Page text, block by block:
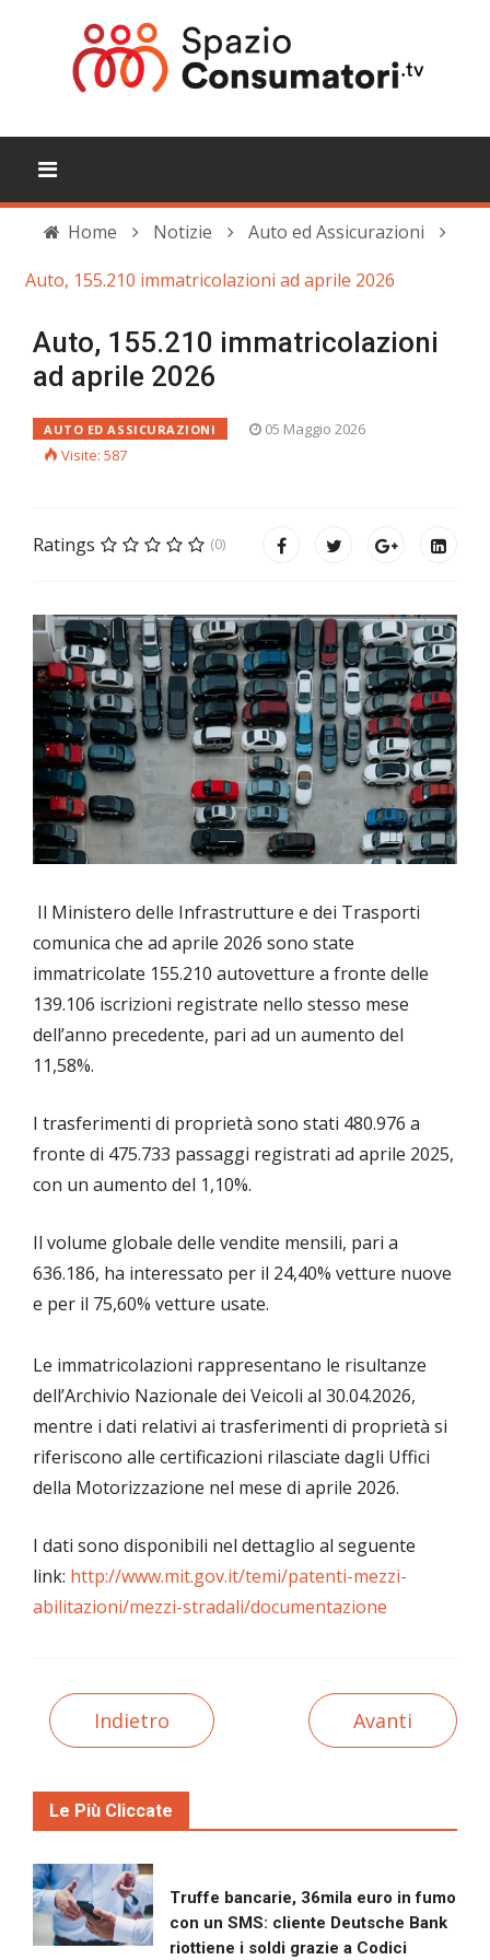
Home Notizie
Auto ed Assicurazioni
Auto, 155.210 immatricolazioni ad aprile 2026
Auto, 155.210 immatricolazioni
ad aprile 2026
AUTO ED ASSICURAZIONI
05 Maggio 2026
Visite: 587
Ratings (0)
Il Ministero delle Infrastrutture e dei Trasporti
comunica che ad aprile 2026 sono state
immatricolate 155.210 autovetture a fronte delle
139.106 iscrizioni registrate nello stesso mese
dell’anno precedente, pari ad un aumento del
11,58%.
I trasferimenti di proprietà sono stati 480.976 a
fronte di 475.733 passaggi registrati ad aprile 2025,
con un aumento del 1,10%.
Il volume globale delle vendite mensili, pari a
636.186, ha interessato per il 24,40% vetture nuove
e per il 75,60% vetture usate.
Le immatricolazioni rappresentano le risultanze
dell’Archivio Nazionale dei Veicoli al 30.04.2026,
mentre i dati relativi ai trasferimenti di proprietà si
riferiscono alle certificazioni rilasciate dagli Uffici
della Motorizzazione nel mese di aprile 2026.
I dati sono disponibili nel dettaglio al seguente
link: http://www.mit.gov.it/temi/patenti-mezzi-
abilitazioni/mezzi-stradali/documentazione
Indietro Avanti
Le Più Cliccate
Truffe bancarie, 36mila euro in fumo
con un SMS: cliente Deutsche Bank
riottiene i soldi grazie a Codici